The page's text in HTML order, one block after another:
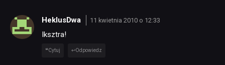
HeklusDwa 11 kwietnia 2010 o 12:33
Iksztra!
Cytuj Odpowiedz